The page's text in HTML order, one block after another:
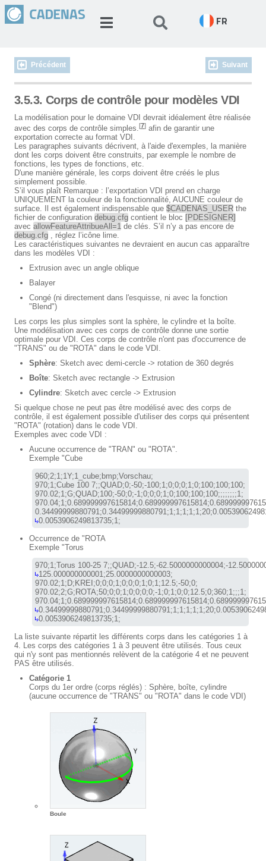
FR
Précédent Suivant
3.5.3. Corps de contrôle pour modèles VDI
La modélisation pour le domaine VDI devrait idéalement être réalisée
avec des corps de contrôle simples.[7] afin de garantir une
exportation correcte au format VDI.
Les paragraphes suivants décrivent, à l'aide d'exemples, la manière
dont les corps doivent être construits, par exemple le nombre de
fonctions, les types de fonctions, etc.
D'une manière générale, les corps doivent être créés le plus
simplement possible.
S’il vous plaît Remarque : l’exportation VDI prend en charge
UNIQUEMENT la couleur de la fonctionnalité, AUCUNE couleur de
surface. Il est également indispensable que $CADENAS_USER the
fichier de configuration debug.cfg contient le bloc [PDESIGNER]
avec allowFeatureAttribueAll=1 de clés. S’il n’y a pas encore de
debug.cfg , réglez l’icône lime.
Les caractéristiques suivantes ne devraient en aucun cas apparaître
dans les modèles VDI :
Extrusion avec un angle oblique
Balayer
Congé (ni directement dans l'esquisse, ni avec la fonction
"Blend")
Les corps les plus simples sont la sphère, le cylindre et la boîte.
Une modélisation avec ces corps de contrôle donne une sortie
optimale pour VDI. Ces corps de contrôle n'ont pas d'occurrence de
"TRANS" ou de "ROTA" dans le code VDI.
Sphère: Sketch avec demi-cercle -> rotation de 360 degrés
Boîte: Sketch avec rectangle -> Extrusion
Cylindre: Sketch avec cercle -> Extrusion
Si quelque chose ne peut pas être modélisé avec des corps de
contrôle, il est également possible d'utiliser des corps qui présentent
"ROTA" (rotation) dans le code VDI.
Exemples avec code VDI :
Aucune occurrence de "TRAN" ou "ROTA".
Exemple "Cube
960;2;1;1Y;1_cube;bmp;Vorschau;
970;1;Cube 100 7;;QUAD;0;-50;-100;1;0;0;0;1;0;100;100;100;
970.02;1;G;QUAD;100;-50;0;-1;0;0;0;1;0;100;100;100;;;;;;;;1;
0.0053906249813735;1;
Occurrence de "ROTA
Exemple "Torus
125.000000000001;25.0000000000003;
970.02;1;D;KREI;0;0;0;1;0;0;0;1;0;1;12.5;-50;0;
970.02;2;G; ROTA;50;0;0;1;0;0;0;0;-1;0;1;0;0;12.5;0;360;1;;;1;
La liste suivante répartit les différents corps dans les catégories 1 à
4. Les corps des catégories 1 à 3 peuvent être utilisés. Tous ceux
qui n'y sont pas mentionnés relèvent de la catégorie 4 et ne peuvent
PAS être utilisés.
Catégorie 1
Corps du 1er ordre (corps réglés) : Sphère, boîte, cylindre
(aucune occurrence de "TRANS" ou "ROTA" dans le code VDI)
Boule